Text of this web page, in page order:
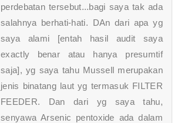
perdebatan tersebut...bagi saya tak ada
salahnya berhati-hati. DAn dari apa yg
saya alami [entah hasil audit saya
exactly benar atau hanya presumtif
saja], yg saya tahu Mussell merupakan
jenis binatang laut yg termasuk FILTER
FEEDER. Dan dari yg saya tahu,
senyawa Arsenic pentoxide ada dalam